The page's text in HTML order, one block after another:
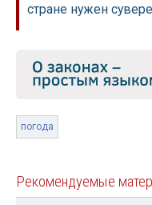
стране нужен
погода
Рекомендуемые